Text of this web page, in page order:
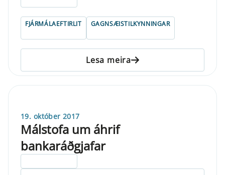
FJÁRMÁLAEFTIRLIT GAGNSÆISTILKYNNINGAR
Lesa meira
19. október 2017
Málstofa um áhrif
bankaráðgjafar